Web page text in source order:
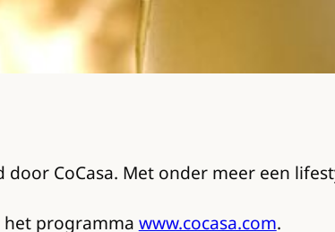
CoCasa. Met onder meer een
het programma www.cocasa.com.